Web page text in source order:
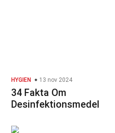
HYGIEN 13 nov 2024
34 Fakta Om
Desinfektionsmedel